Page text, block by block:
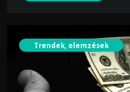
Trendek, elemzések